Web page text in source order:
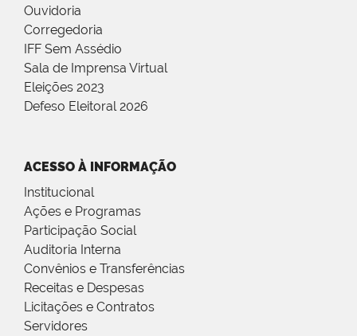
Ouvidoria
Corregedoria
IFF Sem Assédio
Sala de Imprensa Virtual
Eleições 2023
Defeso Eleitoral 2026
ACESSO À INFORMAÇÃO
Institucional
Ações e Programas
Participação Social
Auditoria Interna
Convênios e Transferências
Receitas e Despesas
Licitações e Contratos
Servidores